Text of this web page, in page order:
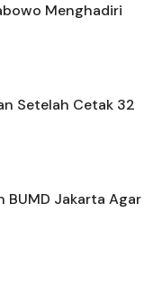
Menghadiri
Setelah Cetak 32
BUMD Jakarta Agar